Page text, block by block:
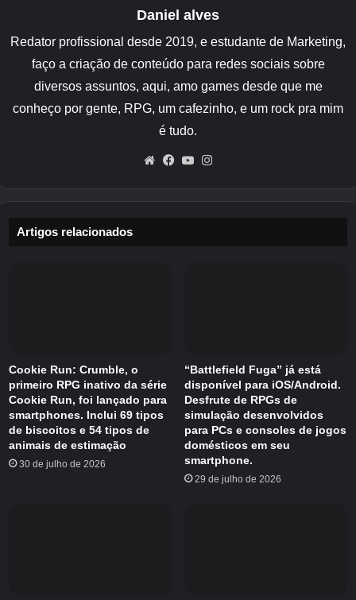
Personagens como Zip, Chunk, Doug e Sim
podem tecer, esquivar-se e ziguezaguear em
padrões menos previsíveis. O resultado é um
estilo de defesa mais disperso e reativo e
observar uma única direção não é mais
suficiente para garantir as bolotas.
envolvendo cogumelos, botões do Sunset Field,
Pegue a atualização
A atualização é uma adição gratuita para
proprietários existentes. O jogo completo
permanece disponível emMeta Quest 2, 3, 3S
e Probem como plataformas SteamVR,
incluindo HTC Vive, Valve Index e Rift, e fones
Daniel alves
Redator profissional desde 2019, e estudante de Marketing,
faço a criação de conteúdo para redes sociais sobre
diversos assuntos, aqui, amo games desde que me
conheço por gente, RPG, um cafezinho, e um rock pra mim
é tudo.
WebsiteFacebook
YouTube
Artigos relacionados
Cookie Run: Crumble, o
primeiro RPG inativo da série
Cookie Run, foi lançado para
smartphones. Inclui 69 tipos
de biscoitos e 54 tipos de
animais de estimação
30 de julho de 2026
“Battlefield Fuga” já está
disponível para iOS/Android.
Desfrute de RPGs de
simulação desenvolvidos
para PCs e consoles de jogos
domésticos em seu
smartphone.
29 de julho de 2026